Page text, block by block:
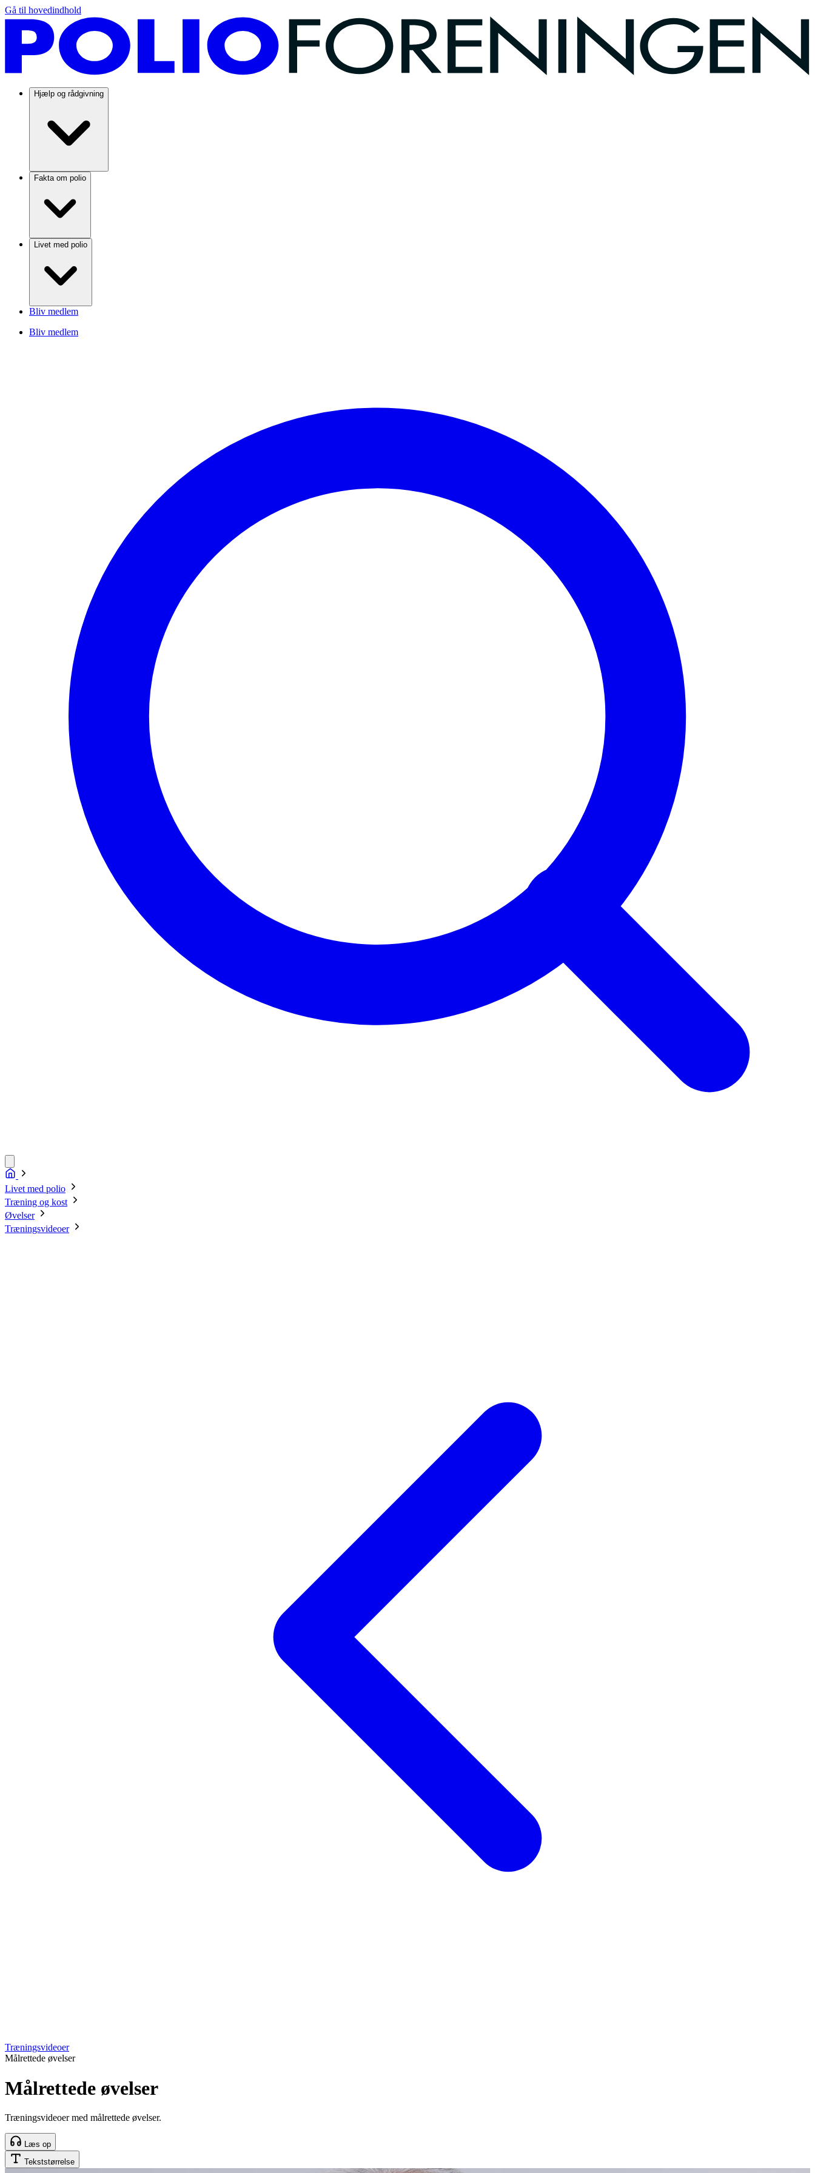
Gå til hovedindhold
Hjælp og rådgivning
Fakta om polio
Livet med polio
Bliv medlem
Bliv medlem
Livet med polio
Træning og kost
Øvelser
Træningsvideoer
Træningsvideoer
Målrettede øvelser
Målrettede øvelser
Træningsvideoer med målrettede øvelser.
Læs op
Tekststørrelse